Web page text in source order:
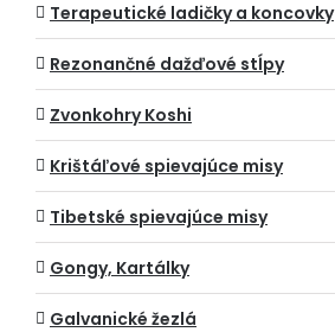
Terapeutické ladičky a koncovky
Rezonančné dažďové stĺpy
Zvonkohry Koshi
Krištáľové spievajúce misy
Tibetské spievajúce misy
Gongy, Kartálky
Galvanické žezlá